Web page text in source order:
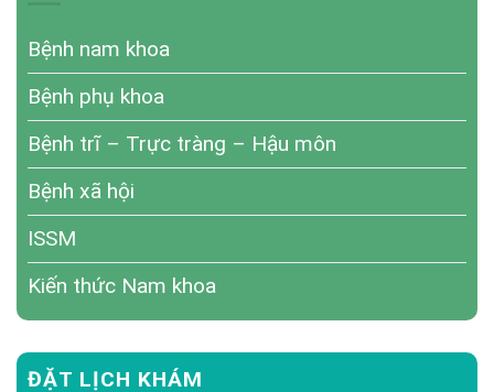
Bệnh nam khoa
Bệnh phụ khoa
Bệnh trĩ – Trực tràng – Hậu môn
Bệnh xã hội
ISSM
Kiến thức Nam khoa
ĐẶT LỊCH KHÁM